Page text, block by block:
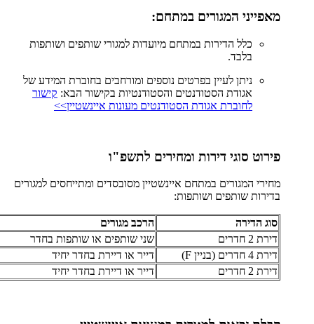
מאפייני המגורים במתחם:
כלל הדירות במתחם מיועדות למגורי שותפים ושותפות
בלבד.
ניתן לעיין בפרטים נוספים ומורחבים בחוברת המידע של
אגודת הסטודנטים והסטודנטיות בקישור הבא: קישור
לחוברת אגודת הסטודנטים מעונות איינשטיין>>
פירוט סוגי דירות ומחירים לתשפ"ו
מחירי המגורים במתחם איינשטיין מסובסדים ומתייחסים למגורים
בדירות שותפים ושותפות:
סוג הדירה
הרכב מגורים
דירת 2 חדרים
שני שותפים או שותפות בחדר
דירת 4 חדרים (בניין F)
דייר או דיירת בחדר יחיד
דירת 2 חדרים
דייר או דיירת בחדר יחיד